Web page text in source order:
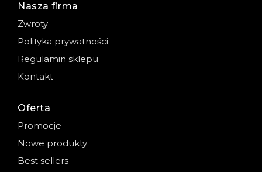
Nasza firma
Zwroty
Polityka prywatności
Regulamin sklepu
Kontakt
Oferta
Promocje
Nowe produkty
Best sellers